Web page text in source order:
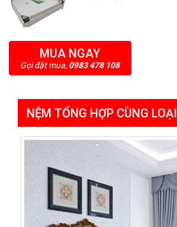
MUA NGAY
Gọi đặt mua, 0983 478 108
NỆM TỔNG HỢP CÙNG LOẠI